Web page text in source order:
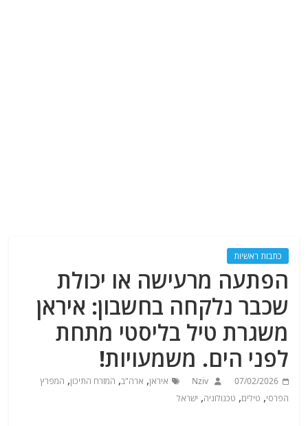
כתבות ראשיות
הפתעה מרעישה או יכולת
שכבר נלקחה בחשבון: איראן
משגרת טיל בליסטי מתחת
לפני הים. משמעויות!
07/02/2026
Nziv איראן, ארה"ב, המזרח התיכון, המפרץ
הפרסי, טילים, טכנולוגיה, ישראל